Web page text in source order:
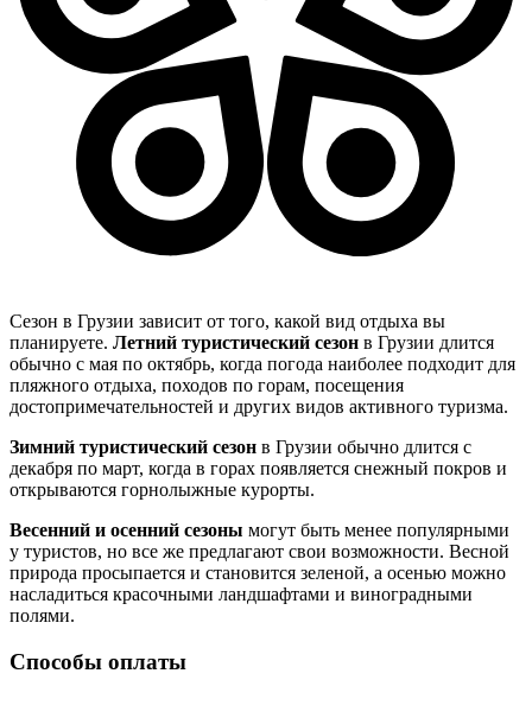
Сезон в Грузии зависит от того, какой вид отдыха вы
планируете. Летний туристический сезон в Грузии длится
обычно с мая по октябрь, когда погода наиболее подходит для
пляжного отдыха, походов по горам, посещения
достопримечательностей и других видов активного туризма.
Зимний туристический сезон в Грузии обычно длится с
декабря по март, когда в горах появляется снежный покров и
открываются горнолыжные курорты.
Весенний и осенний сезоны могут быть менее популярными
у туристов, но все же предлагают свои возможности. Весной
природа просыпается и становится зеленой, а осенью можно
насладиться красочными ландшафтами и виноградными
полями.
Способы оплаты